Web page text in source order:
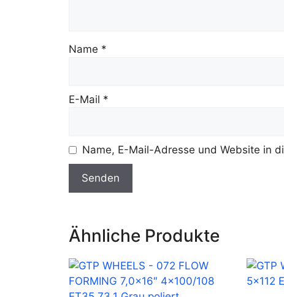
Name *
E-Mail *
Name, E-Mail-Adresse und Website in
Ähnliche Produkte